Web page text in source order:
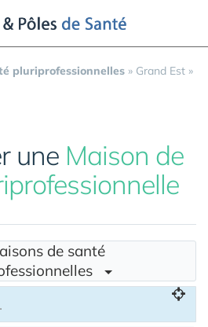
pluriprofessionnelles » Grand Est »
une Maison de
de santé